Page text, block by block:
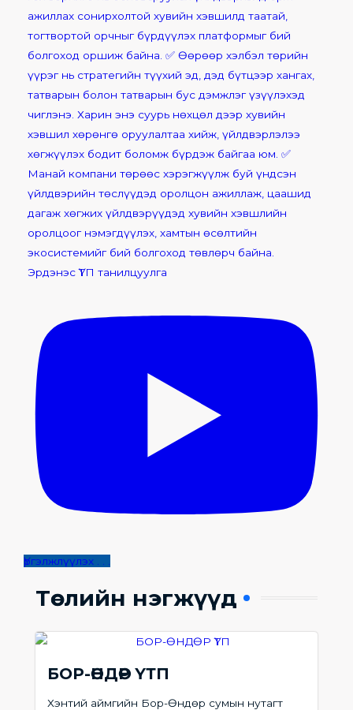
Эрдэнэс ҮТП танилцуулга
Үргэлжлүүлэх . . .
Төслийн нэгжүүд
БОР-ӨНДӨР ҮТП​
Хэнтий аймгийн Бор-Өндөр сумын нутагт